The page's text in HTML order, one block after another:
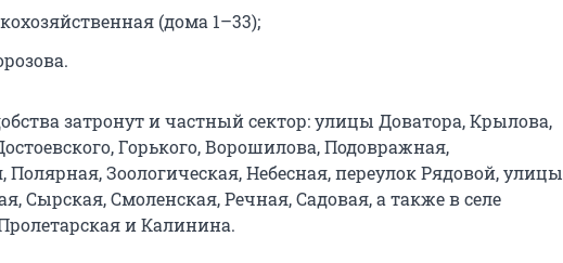
(дома 1–33);
затронут и частный сектор: улицы Доватора, Крылова,
Горького, Ворошилова, Подовражная,
Полярная, Зоологическая, Небесная, переулок Рядовой, улицы
Сырская, Смоленская, Речная, Садовая, а также в селе
и Калинина.